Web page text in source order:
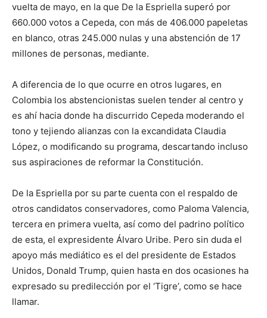
vuelta de mayo, en la que De la Espriella superó por
660.000 votos a Cepeda, con más de 406.000 papeletas
en blanco, otras 245.000 nulas y una abstención de 17
millones de personas, mediante.
A diferencia de lo que ocurre en otros lugares, en
Colombia los abstencionistas suelen tender al centro y
es ahí hacia donde ha discurrido Cepeda moderando el
tono y tejiendo alianzas con la excandidata Claudia
López, o modificando su programa, descartando incluso
sus aspiraciones de reformar la Constitución.
De la Espriella por su parte cuenta con el respaldo de
otros candidatos conservadores, como Paloma Valencia,
tercera en primera vuelta, así como del padrino político
de esta, el expresidente Álvaro Uribe. Pero sin duda el
apoyo más mediático es el del presidente de Estados
Unidos, Donald Trump, quien hasta en dos ocasiones ha
expresado su predilección por el ‘Tigre’, como se hace
llamar.